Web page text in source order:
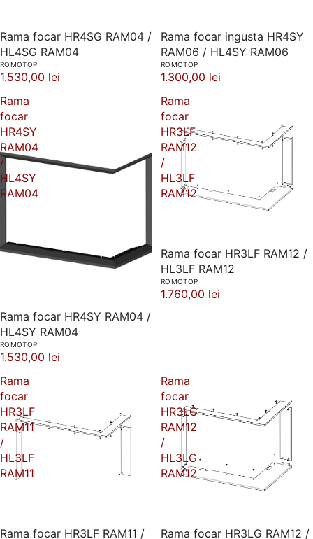
Rama focar HR4SG RAM04 /
HL4SG RAM04
ROMOTOP
1.530,00 lei
Rama focar ingusta HR4SY
RAM06 / HL4SY RAM06
ROMOTOP
1.300,00 lei
Rama
focar
HR4SY
RAM04
/
HL4SY
RAM04
Rama focar HR4SY RAM04 /
HL4SY RAM04
ROMOTOP
1.530,00 lei
Rama
focar
HR3LF
RAM12
/
HL3LF
RAM12
Rama focar HR3LF RAM12 /
HL3LF RAM12
ROMOTOP
1.760,00 lei
Rama
focar
HR3LF
RAM11
/
HL3LF
RAM11
Rama focar HR3LF RAM11 /
Rama
focar
HR3LG
RAM12
/
HL3LG
RAM12
Rama focar HR3LG RAM12 /